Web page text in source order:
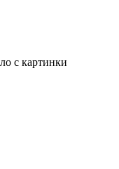
с картинки